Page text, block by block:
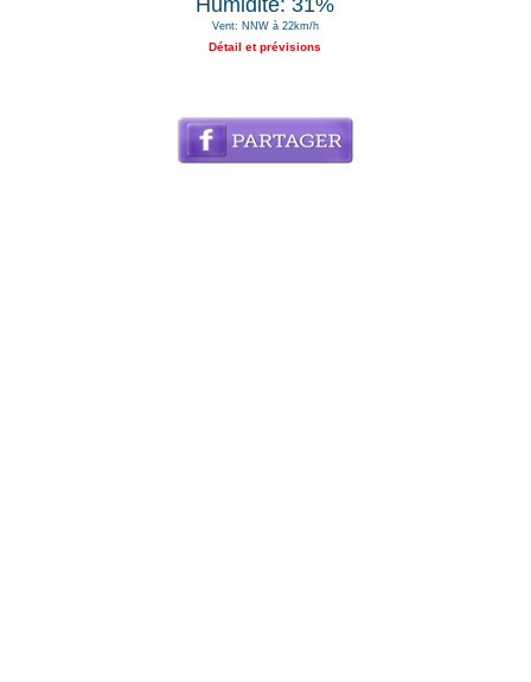
Humidité: 31%
Vent: NNW à 22km/h
Détail et prévisions